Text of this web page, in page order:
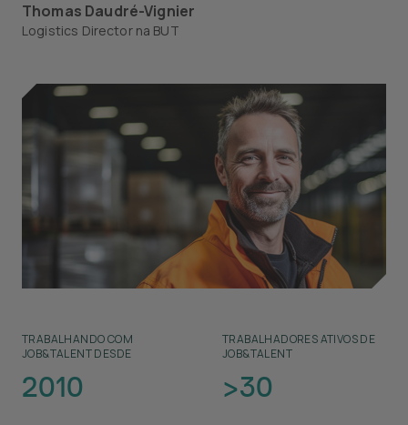
Thomas Daudré-Vignier
Logistics Director na BUT
TRABALHANDO COM
JOB&TALENT DESDE
2010
TRABALHADORES ATIVOS DE
JOB&TALENT
>30